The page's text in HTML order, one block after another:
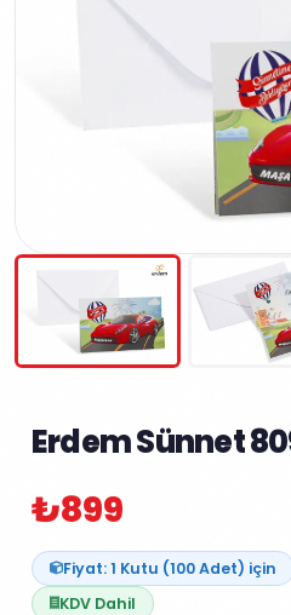
Erdem Sünnet
₺899
Fiyat: 1 Kutu (100 Adet) için
KDV Dahil